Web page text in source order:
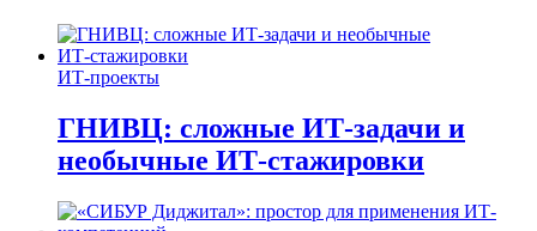
ИТ-проекты
ГНИВЦ: сложные ИТ‑задачи и
необычные ИТ‑стажировки